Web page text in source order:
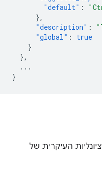
"default" :
},
"description" :
"global" :
true
}
},
...
}
העיקרית של